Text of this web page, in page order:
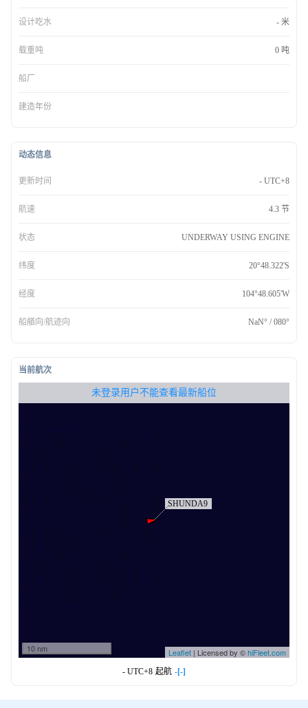
设计吃水 - 米
载重吨 0 吨
船厂
建造年份
动态信息
更新时间 - UTC+8
航速 4.3 节
状态 UNDERWAY USING ENGINE
纬度 20°48.322'S
经度 104°48.605'W
船艏向/航迹向 NaN° / 080°
当前航次
10 nm Leaflet | Licensed by ©hiFleet.com
未登录用户不能查看最新船位
无权查看最新船位，请联系开通
- UTC+8 起航 -[-]